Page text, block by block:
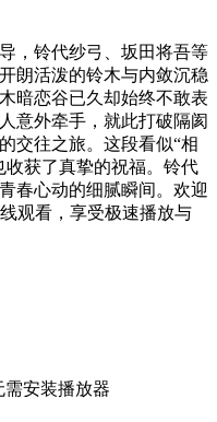
，铃代纱弓、坂田将吾等
朗活泼的铃木与内敛沉稳
暗恋谷已久却始终不敢表
意外牵手，就此打破隔阂
交往之旅。这段看似“相
收获了真挚的祝福。铃代
春心动的细腻瞬间。欢迎
观看，享受极速播放与
需安装播放器